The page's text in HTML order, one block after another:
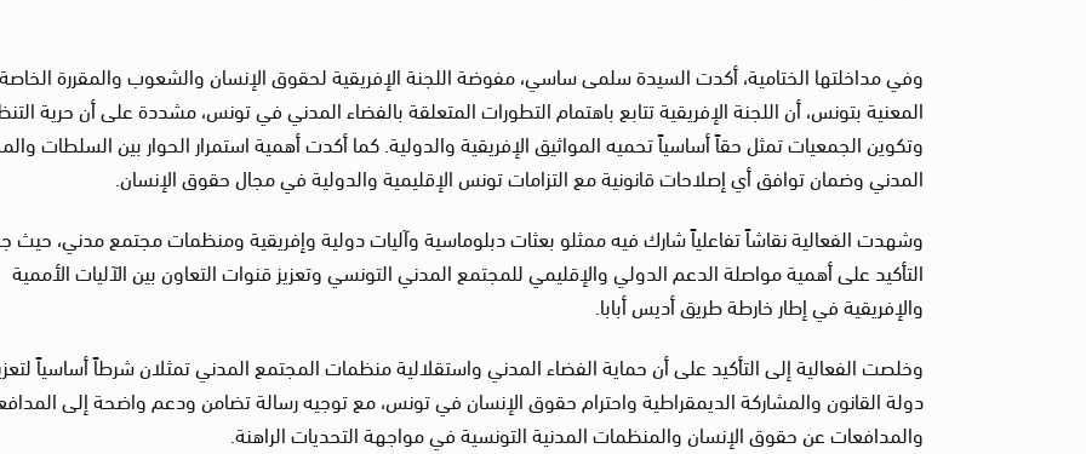
وفي مداخلتها الختامية، أكدت السيدة سلمى ساسي، مفوضة اللجنة الإفريقية لحقوق الإنسان والشعوب والمقررة الخاصة
المعنية بتونس، أن اللجنة الإفريقية تتابع باهتمام التطورات المتعلقة بالفضاء المدني في تونس، مشددة على أن حرية
وتكوين الجمعيات تمثل حقاً أساسياً تحميه المواثيق الإفريقية والدولية. كما أكدت أهمية استمرار الحوار بين السلطات
المدني وضمان توافق أي إصلاحات قانونية مع التزامات تونس الإقليمية والدولية في مجال حقوق الإنسان.
وشهدت الفعالية نقاشاً تفاعلياً شارك فيه ممثلو بعثات دبلوماسية وآليات دولية وإفريقية ومنظمات مجتمع مدني، حيث
التأكيد على أهمية مواصلة الدعم الدولي والإقليمي للمجتمع المدني التونسي وتعزيز قنوات التعاون بين الآليات الأممية
والإفريقية في إطار خارطة طريق أديس أبابا.
وخلصت الفعالية إلى التأكيد على أن حماية الفضاء المدني واستقلالية منظمات المجتمع المدني تمثلان شرطاً أساسياً
دولة القانون والمشاركة الديمقراطية واحترام حقوق الإنسان في تونس، مع توجيه رسالة تضامن ودعم واضحة إلى
والمدافعات عن حقوق الإنسان والمنظمات المدنية التونسية في مواجهة التحديات الراهنة.